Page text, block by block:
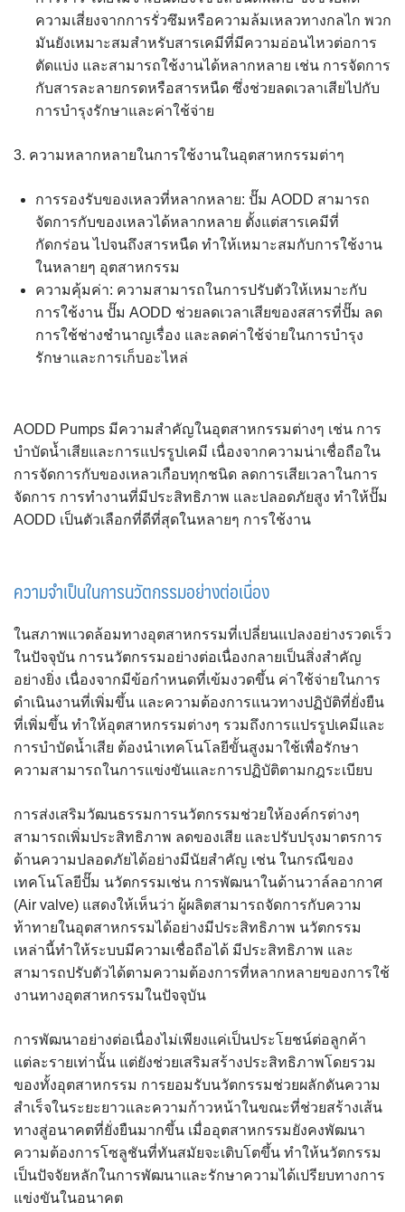
ความเสี่ยงจากการรั่วซึมหรือความล้มเหลวทางกลไก พวก
มันยังเหมาะสมสำหรับสารเคมีที่มีความอ่อนไหวต่อการ
ตัดแบ่ง และสามารถใช้งานได้หลากหลาย เช่น การจัดการ
กับสารละลายกรดหรือสารหนืด ซึ่งช่วยลดเวลาเสียไปกับ
การบำรุงรักษาและค่าใช้จ่าย
3. ความหลากหลายในการใช้งานในอุตสาหกรรมต่าๆ
การรองรับของเหลวที่หลากหลาย: ปั๊ม AODD สามารถ
จัดการกับของเหลวได้หลากหลาย ตั้งแต่สารเคมีที่
กัดกร่อน ไปจนถึงสารหนืด ทำให้เหมาะสมกับการใช้งาน
ในหลายๆ อุตสาหกรรม
ความคุ้มค่า: ความสามารถในการปรับตัวให้เหมาะกับ
การใช้งาน ปั๊ม AODD ช่วยลดเวลาเสียของสสารที่ปั๊ม ลด
การใช้ช่างชำนาญเรื่อง และลดค่าใช้จ่ายในการบำรุง
รักษาและการเก็บอะไหล่
AODD Pumps มีความสำคัญในอุตสาหกรรมต่างๆ เช่น การ
บำบัดน้ำเสียและการแปรรูปเคมี เนื่องจากความน่าเชื่อถือใน
การจัดการกับของเหลวเกือบทุกชนิด ลดการเสียเวลาในการ
จัดการ การทำงานที่มีประสิทธิภาพ และปลอดภัยสูง ทำให้ปั๊ม
AODD เป็นตัวเลือกที่ดีที่สุดในหลายๆ การใช้งาน
ความจำเป็นในการนวัตกรรมอย่างต่อเนื่อง
ในสภาพแวดล้อมทางอุตสาหกรรมที่เปลี่ยนแปลงอย่างรวดเร็ว
ในปัจจุบัน การนวัตกรรมอย่างต่อเนื่องกลายเป็นสิ่งสำคัญ
อย่างยิ่ง เนื่องจากมีข้อกำหนดที่เข้มงวดขึ้น ค่าใช้จ่ายในการ
ดำเนินงานที่เพิ่มขึ้น และความต้องการแนวทางปฏิบัติที่ยั่งยืน
ที่เพิ่มขึ้น ทำให้อุตสาหกรรมต่างๆ รวมถึงการแปรรูปเคมีและ
การบำบัดน้ำเสีย ต้องนำเทคโนโลยีขั้นสูงมาใช้เพื่อรักษา
ความสามารถในการแข่งขันและการปฏิบัติตามกฎระเบียบ
การส่งเสริมวัฒนธรรมการนวัตกรรมช่วยให้องค์กรต่างๆ
สามารถเพิ่มประสิทธิภาพ ลดของเสีย และปรับปรุงมาตรการ
ด้านความปลอดภัยได้อย่างมีนัยสำคัญ เช่น ในกรณีของ
เทคโนโลยีปั๊ม นวัตกรรมเช่น การพัฒนาในด้านวาล์ลอากาศ
(Air valve) แสดงให้เห็นว่า ผู้ผลิตสามารถจัดการกับความ
ท้าทายในอุตสาหกรรมได้อย่างมีประสิทธิภาพ นวัตกรรม
เหล่านี้ทำให้ระบบมีความเชื่อถือได้ มีประสิทธิภาพ และ
สามารถปรับตัวได้ตามความต้องการที่หลากหลายของการใช้
งานทางอุตสาหกรรมในปัจจุบัน
การพัฒนาอย่างต่อเนื่องไม่เพียงแค่เป็นประโยชน์ต่อลูกค้า
แต่ละรายเท่านั้น แต่ยังช่วยเสริมสร้างประสิทธิภาพโดยรวม
ของทั้งอุตสาหกรรม การยอมรับนวัตกรรมช่วยผลักดันความ
สำเร็จในระยะยาวและความก้าวหน้าในขณะที่ช่วยสร้างเส้น
ทางสู่อนาคตที่ยั่งยืนมากขึ้น เมื่ออุตสาหกรรมยังคงพัฒนา
ความต้องการโซลูชันที่ทันสมัยจะเติบโตขึ้น ทำให้นวัตกรรม
เป็นปัจจัยหลักในการพัฒนาและรักษาความได้เปรียบทางการ
แข่งขันในอนาคต